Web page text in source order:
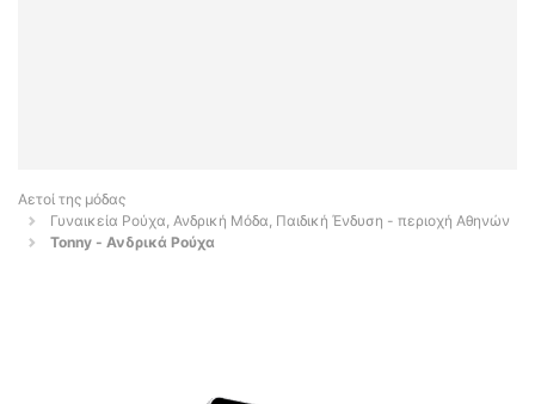
Αετοί της μόδας
Γυναικεία Ρούχα, Ανδρική Μόδα, Παιδική Ένδυση - περιοχή Αθηνών
Tonny - Ανδρικά Ρούχα